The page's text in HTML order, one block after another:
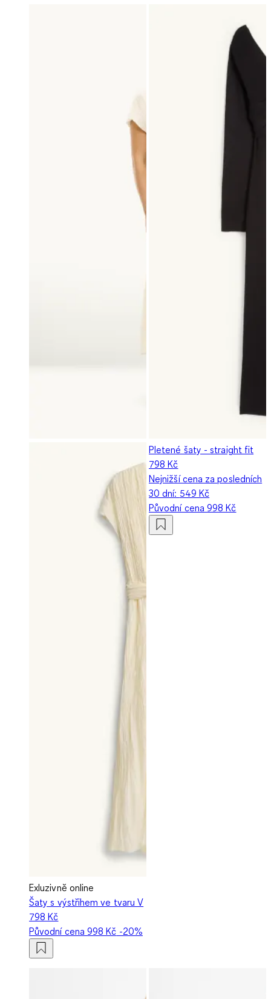
Exluzivně online
Šaty s výstřihem ve tvaru V
798 Kč
Původní cena998 Kč -20%
Pletené šaty - straight fit
798 Kč
Nejnižší cena za posledních
30 dní: 549 Kč
Původní cena998 Kč